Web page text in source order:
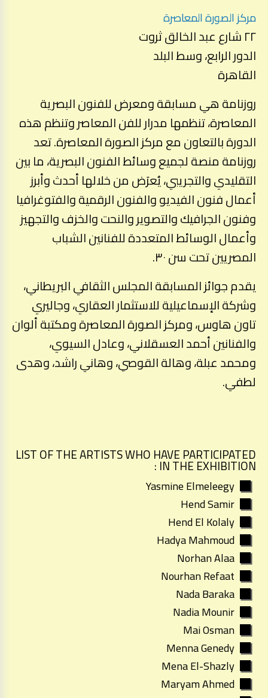
مركز الصورة المعاصرة
٢٢ شارع عبد الخالق ثروت
الدور الرابع، وسط البلد
القاهرة
روزنامة هي مسابقة ومعرض للفنون البصرية
المعاصرة، تنظمها مدرار للفن المعاصر وتنظم هذه
الدورة بالتعاون مع مركز الصورة المعاصرة. تعد
روزنامة منصة لجميع وسائط الفنون البصرية، ما بين
التقليدي والتجريبي، يُعرَض من خلالها أحدث وأبرز
أعمال فنون الفيديو والفنون الرقمية والفتوغرافيا
وفنون الجرافيك والتصوير والنحت والخزف والتجهيز
وأعمال الوسائط المتعددة للفنانين الشباب
المصريين تحت سن ٣٠.
يقدم جوائز المسابقة المجلس الثقافي البريطاني،
وشركة الإسماعيلية للاستثمار العقاري، وجاليري
تاون هاوس، ومركز الصورة المعاصرة ومكتبة ألوان
والفنانين أحمد العسقلاني، وعادل السيوي،
ومحمد عبلة، وهالة القوصي، وهاني راشد، وهدى
لطفي.
LIST OF THE ARTISTS WHO HAVE PARTICIPATED
IN THE EXHIBITION :
Yasmine Elmeleegy
Hend Samir
Hend El Kolaly
Hadya Mahmoud
Norhan Alaa
Nourhan Refaat
Nada Baraka
Nadia Mounir
Mai Osman
Menna Genedy
Mena El-Shazly
Maryam Ahmed